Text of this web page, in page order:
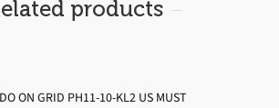
products